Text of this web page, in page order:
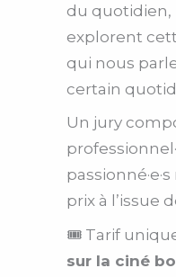
du quotidien,
explorent
qui nous
certain
Un jury
prix à l’issue
🎟 Tarif
sur la ciné